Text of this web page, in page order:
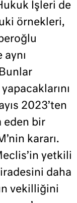
İşleri de
örnekleri,
2023’ten
eden bir
kararı.
yetkili
daha
vekilliğini